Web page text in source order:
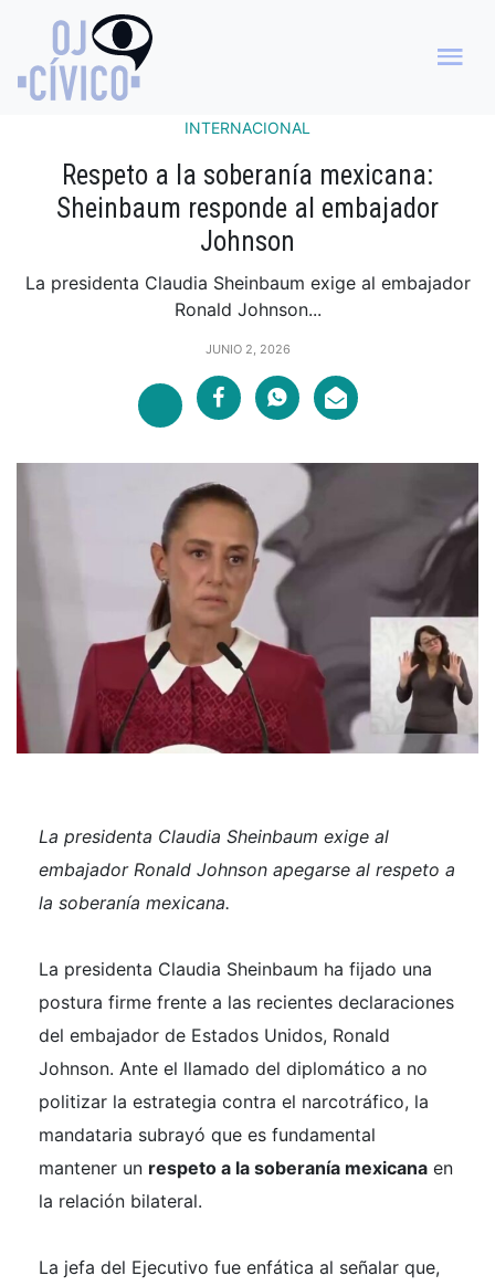
INTERNACIONAL
Respeto a la soberanía mexicana:
Sheinbaum responde al embajador
Johnson
La presidenta Claudia Sheinbaum exige al embajador
Ronald Johnson...
JUNIO 2, 2026
La presidenta Claudia Sheinbaum exige al
embajador Ronald Johnson apegarse al respeto a
la soberanía mexicana.
La presidenta Claudia Sheinbaum ha fijado una
postura firme frente a las recientes declaraciones
del embajador de Estados Unidos, Ronald
Johnson. Ante el llamado del diplomático a no
politizar la estrategia contra el narcotráfico, la
mandataria subrayó que es fundamental
mantener un respeto a la soberanía mexicana en
la relación bilateral.
La jefa del Ejecutivo fue enfática al señalar que,